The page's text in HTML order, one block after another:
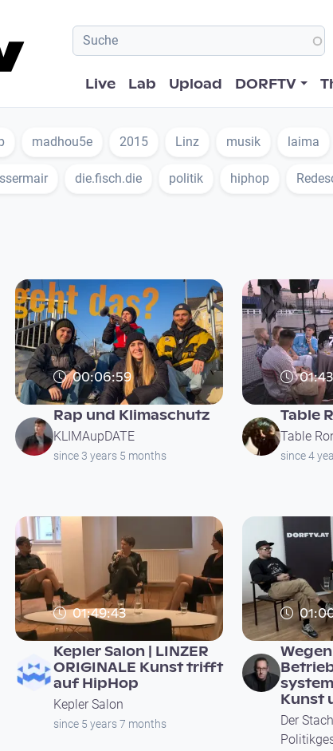
Hauptnavigation
Live Lab Upload DORFTV
madhou5e 2015 Linz musik laima
die.fisch.die politik hiphop
00:06:59
Rap und Klimaschutz
KLIMAupDATE
since 3 years 5 months
Table
Table
since 4
01:49:43
Kepler Salon | LINZER
ORIGINALE Kunst trifft
auf HipHop
Kepler Salon
since 5 years 7 months
Kunst
Der